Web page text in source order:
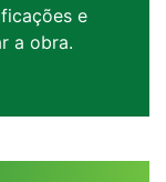
e
a obra.